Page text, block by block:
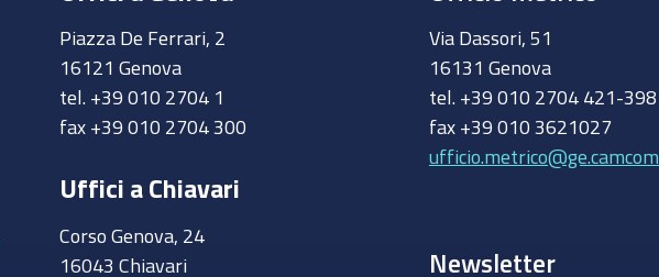
Piazza De Ferrari, 2
16121 Genova
tel. +39 010 2704 1
fax +39 010 2704 300
Uffici a Chiavari
Corso Genova, 24
16043 Chiavari
Via Dassori, 51
16131 Genova
tel. +39 010 2704 421-398
fax +39 010 3621027
Newsletter